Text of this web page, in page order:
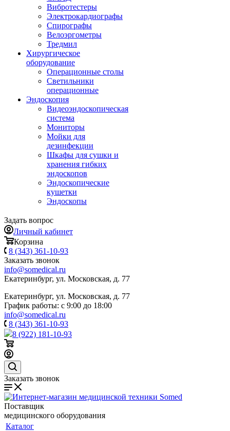
Вибротестеры
Электрокардиографы
Спирографы
Велоэргометры
Тредмил
Хирургическое
оборудование
Операционные столы
Светильники
операционные
Эндоскопия
Видеоэндоскопическая
система
Мониторы
Мойки для
дезинфекции
Шкафы для сушки и
хранения гибких
эндоскопов
Эндоскопические
кушетки
Эндоскопы
Задать вопрос
Личный кабинет
Корзина
8 (343) 361-10-93
Заказать звонок
info@somedical.ru
Екатеринбург, ул. Московская, д. 77
Екатеринбург, ул. Московская, д. 77
График работы: с 9:00 до 18:00
info@somedical.ru
8 (343) 361-10-93
8 (922) 181-10-93
Заказать звонок
Поставщик
медицинского оборудования
Каталог